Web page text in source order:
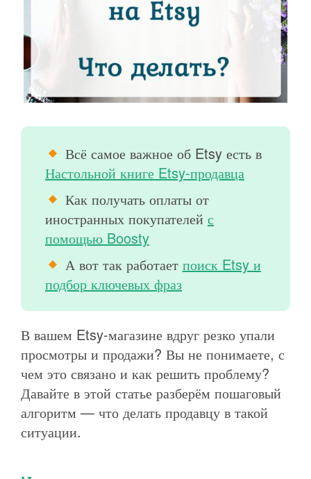
Всё самое важное об Etsy есть в
Настольной книге Etsy-продавца
Как получать оплаты от
иностранных покупателей с
помощью Boosty
А вот так работает поиск Etsy и
подбор ключевых фраз
В вашем Etsy-магазине вдруг резко упали
просмотры и продажи? Вы не понимаете, с
чем это связано и как решить проблему?
Давайте в этой статье разберём пошаговый
алгоритм — что делать продавцу в такой
ситуации.